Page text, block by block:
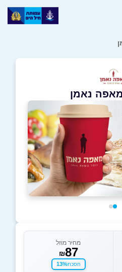
נאמן
מחיר מוזל
₪87
חסכת13%